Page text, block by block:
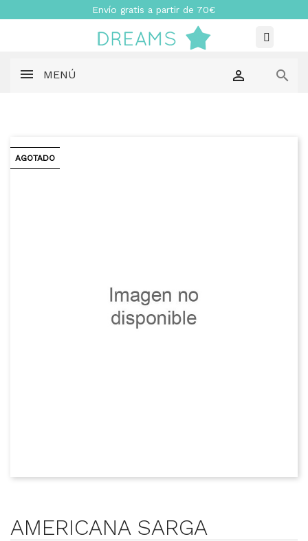
Envío gratis a partir de 70€
MENÚ  
AGOTADO
AMERICANA SARGA